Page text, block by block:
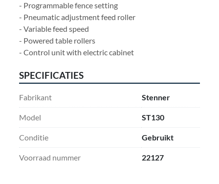
- Programmable fence setting
- Pneumatic adjustment feed roller
- Variable feed speed
- Powered table rollers
- Control unit with electric cabinet
SPECIFICATIES
Fabrikant Stenner
Model ST130
Conditie Gebruikt
Voorraad nummer 22127